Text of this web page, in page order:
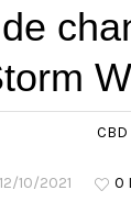
CBD
12/10/2021 0